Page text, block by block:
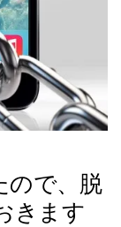
ので、脱
きます